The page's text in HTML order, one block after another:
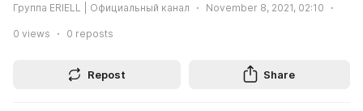
Группа ERIELL | Официальный канал November 8, 2021, 02:10
0 views 0 reposts
Repost Share